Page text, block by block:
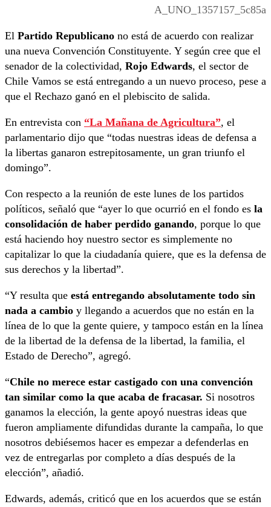
A_UNO_1357157_5c85a
El Partido Republicano no está de acuerdo con realizar
una nueva Convención Constituyente. Y según cree que el
senador de la colectividad, Rojo Edwards, el sector de
Chile Vamos se está entregando a un nuevo proceso, pese a
que el Rechazo ganó en el plebiscito de salida.
En entrevista con “La Mañana de Agricultura”, el
parlamentario dijo que “todas nuestras ideas de defensa a
la libertas ganaron estrepitosamente, un gran triunfo el
domingo”.
Con respecto a la reunión de este lunes de los partidos
políticos, señaló que “ayer lo que ocurrió en el fondo es la
consolidación de haber perdido ganando, porque lo que
está haciendo hoy nuestro sector es simplemente no
capitalizar lo que la ciudadanía quiere, que es la defensa de
sus derechos y la libertad”.
“Y resulta que está entregando absolutamente todo sin
nada a cambio y llegando a acuerdos que no están en la
línea de lo que la gente quiere, y tampoco están en la línea
de la libertad de la defensa de la libertad, la familia, el
Estado de Derecho”, agregó.
“Chile no merece estar castigado con una convención
tan similar como la que acaba de fracasar. Si nosotros
ganamos la elección, la gente apoyó nuestras ideas que
fueron ampliamente difundidas durante la campaña, lo que
nosotros debiésemos hacer es empezar a defenderlas en
vez de entregarlas por completo a días después de la
elección”, añadió.
Edwards, además, criticó que en los acuerdos que se están